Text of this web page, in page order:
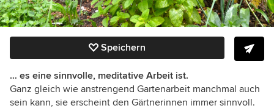
Speichern
… es eine sinnvolle, meditative Arbeit ist.
Ganz gleich wie anstrengend Gartenarbeit manchmal auch
sein kann, sie erscheint den Gärtnerinnen immer sinnvoll.